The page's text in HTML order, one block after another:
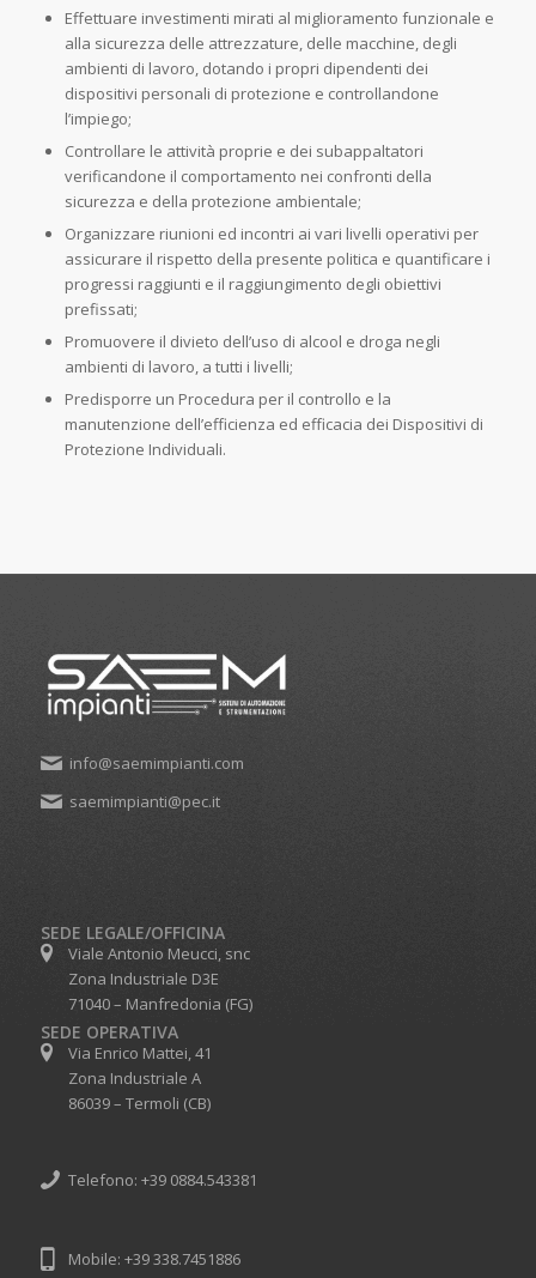
Effettuare investimenti mirati al miglioramento funzionale e
alla sicurezza delle attrezzature, delle macchine, degli
ambienti di lavoro, dotando i propri dipendenti dei
dispositivi personali di protezione e controllandone
l’impiego;
Controllare le attività proprie e dei subappaltatori
verificandone il comportamento nei confronti della
sicurezza e della protezione ambientale;
Organizzare riunioni ed incontri ai vari livelli operativi per
assicurare il rispetto della presente politica e quantificare i
progressi raggiunti e il raggiungimento degli obiettivi
prefissati;
Promuovere il divieto dell’uso di alcool e droga negli
ambienti di lavoro, a tutti i livelli;
Predisporre un Procedura per il controllo e la
manutenzione dell’efficienza ed efficacia dei Dispositivi di
Protezione Individuali.
info@saemimpianti.com
saemimpianti@pec.it
SEDE LEGALE/OFFICINA
Viale Antonio Meucci, snc
Zona Industriale D3E
71040 – Manfredonia (FG)
SEDE OPERATIVA
Via Enrico Mattei, 41
Zona Industriale A
86039 – Termoli (CB)
Telefono: +39 0884.543381
Mobile: +39 338.7451886